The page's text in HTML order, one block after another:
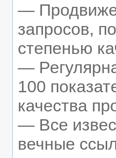
—
запросов,
степенью
—
100
качества
— Все
вечные